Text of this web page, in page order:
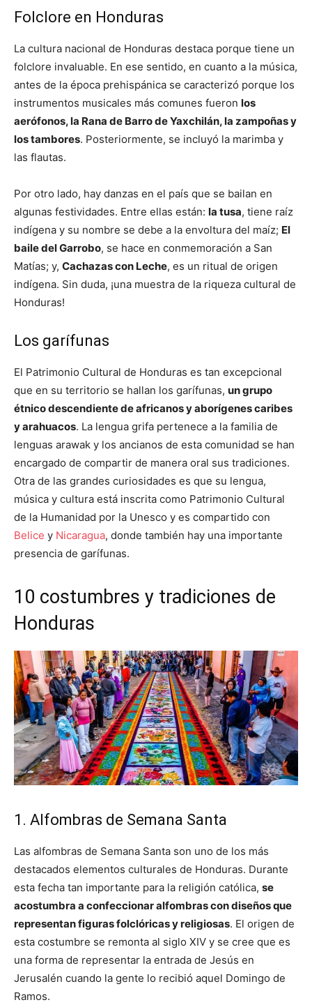
Folclore en Honduras
La cultura nacional de Honduras destaca porque tiene un
folclore invaluable. En ese sentido, en cuanto a la música,
antes de la época prehispánica se caracterizó porque los
instrumentos musicales más comunes fueron los
aerófonos, la Rana de Barro deYaxchilán, la zampoñas y
los tambores. Posteriormente, se incluyó la marimba y
las flautas.
Por otro lado, hay danzas en el país que se bailan en
algunas festividades. Entre ellas están: la tusa, tiene raíz
indígena y su nombre se debe a la envoltura del maíz; El
baile del Garrobo, se hace en conmemoración a San
Matías; y, Cachazas con Leche, es un ritual de origen
indígena. Sin duda, ¡una muestra de la riqueza cultural de
Honduras!
Los garífunas
El Patrimonio Cultural de Honduras es tan excepcional
que en su territorio se hallan los garífunas, un grupo
étnico descendiente de africanos y aborígenes caribes
y arahuacos. La lengua grifa pertenece a la familia de
lenguas arawak y los ancianos de esta comunidad se han
encargado de compartir de manera oral sus tradiciones.
Otra de las grandes curiosidades es que su lengua,
música y cultura está inscrita como Patrimonio Cultural
de la Humanidad por la Unesco y es compartido con
Belice y Nicaragua, donde también hay una importante
presencia de garífunas.
10 costumbres y tradiciones de
Honduras
1. Alfombras de Semana Santa
Las alfombras de Semana Santa son uno de los más
destacados elementos culturales de Honduras. Durante
esta fecha tan importante para la religión católica, se
acostumbra a confeccionar alfombras con diseños que
representan figuras folclóricas y religiosas. El origen de
esta costumbre se remonta al siglo XIV y se cree que es
una forma de representar la entrada de Jesús en
Jerusalén cuando la gente lo recibió aquel Domingo de
Ramos.